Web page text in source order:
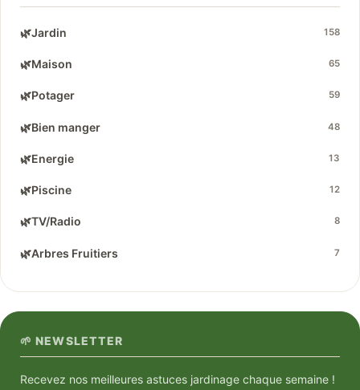
🌿Jardin 158
🌿Maison 65
🌿Potager 59
🌿Bien manger 48
🌿Energie 13
🌿Piscine 12
🌿TV/Radio 8
🌿Arbres Fruitiers 7
🌱 NEWSLETTER
Recevez nos meilleures astuces jardinage chaque semaine !